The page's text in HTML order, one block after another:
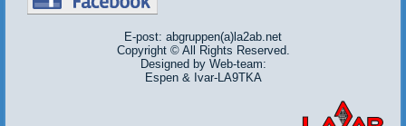
E-post: abgruppen(a)la2ab.net
Copyright © All Rights Reserved.
Designed by Web-team:
Espen & Ivar-LA9TKA